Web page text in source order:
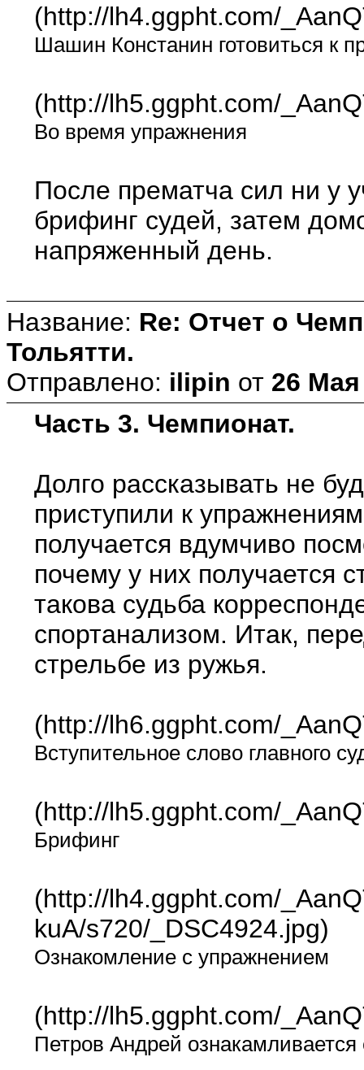
(http://lh4.ggpht.com/
Шашин Констанин готовиться к
(http://lh5.ggpht.com/
Во время упражнения
После прематча сил ни у
брифинг судей, затем
напряженный день.
Название: Re: Отчет о
Тольятти.
Отправлено: ilipin от 26 Мая
Часть 3. Чемпионат.
Долго рассказывать не
приступили к
получается вдумчиво
почему у них получается
такова судьба
спортанализом. Итак,
стрельбе из ружья.
(http://lh6.ggpht.com/
Вступительное слово главного
(http://lh5.ggpht.com/
Брифинг
(http://lh4.ggpht.com/
kuA/s720/_DSC4924.jpg)
Ознакомление с упражнением
(http://lh5.ggpht.com/
Петров Андрей